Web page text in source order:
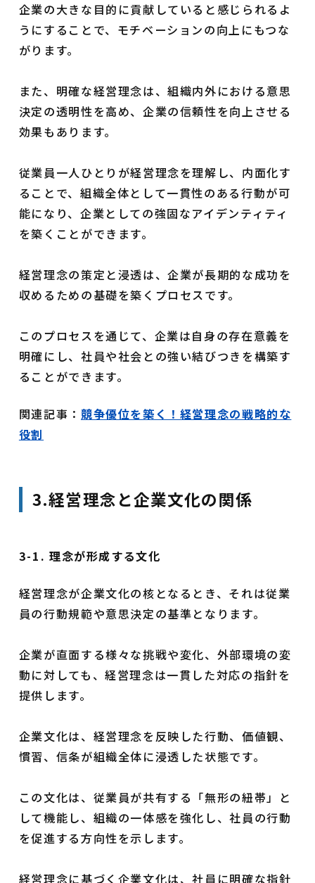
企業の大きな目的に貢献していると感じられるよ
うにすることで、モチベーションの向上にもつな
がります。
また、明確な経営理念は、組織内外における意思
決定の透明性を高め、企業の信頼性を向上させる
効果もあります。
従業員一人ひとりが経営理念を理解し、内面化す
ることで、組織全体として一貫性のある行動が可
能になり、企業としての強固なアイデンティティ
を築くことができます。
経営理念の策定と浸透は、企業が長期的な成功を
収めるための基礎を築くプロセスです。
このプロセスを通じて、企業は自身の存在意義を
明確にし、社員や社会との強い結びつきを構築す
ることができます。
関連記事： 競争優位を築く！経営理念の戦略的な
役割
3.経営理念と企業文化の関係
3-1. 理念が形成する文化
経営理念が企業文化の核となるとき、それは従業
員の行動規範や意思決定の基準となります。
企業が直面する様々な挑戦や変化、外部環境の変
動に対しても、経営理念は一貫した対応の指針を
提供します。
企業文化は、経営理念を反映した行動、価値観、
慣習、信条が組織全体に浸透した状態です。
この文化は、従業員が共有する「無形の紐帯」と
して機能し、組織の一体感を強化し、社員の行動
を促進する方向性を示します。
経営理念に基づく企業文化は、社員に明確な指針